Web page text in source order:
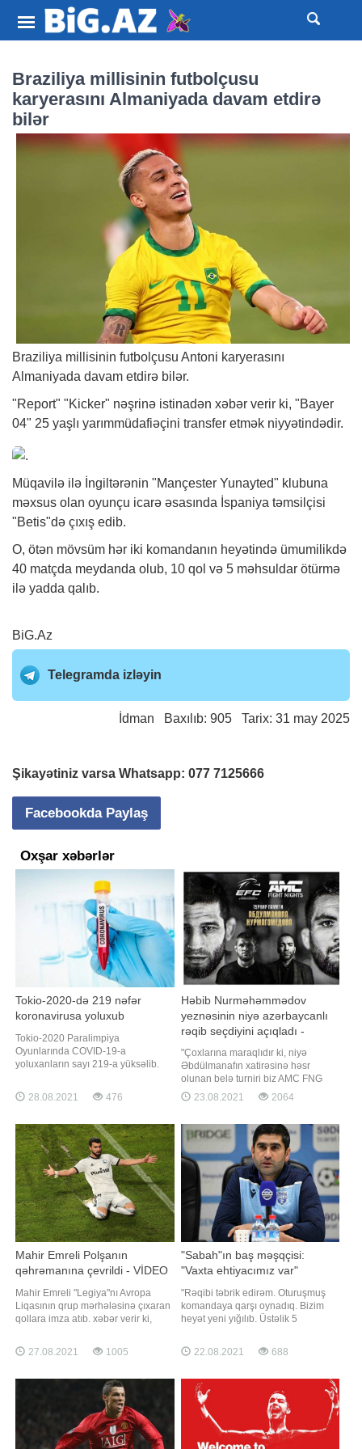
Braziliya millisinin futbolçusu
karyerasını Almaniyada davam etdirə
bilər
Braziliya millisinin futbolçusu Antoni karyerasını
Almaniyada davam etdirə bilər.
"Report" "Kicker" nəşrinə istinadən xəbər verir ki, "Bayer
04" 25 yaşlı yarımmüdafiəçini transfer etmək niyyətindədir.
Müqavilə ilə İngiltərənin "Mançester Yunayted" klubuna
məxsus olan oyunçu icarə əsasında İspaniya təmsilçisi
"Betis"də çıxış edib.
O, ötən mövsüm hər iki komandanın heyətində ümumilikdə
40 matçda meydanda olub, 10 qol və 5 məhsuldar ötürmə
ilə yadda qalıb.
BiG.Az
Telegramda izləyin
İdman Baxılıb: 905 Tarix: 31 may 2025
Şikayətiniz varsa Whatsapp: 077 7125666
Facebookda Paylaş
Oxşar xəbərlər
Tokio-2020-də 219 nəfər
koronavirusa yoluxub
Tokio-2020 Paralimpiya
Oyunlarında COVID-19-a
yoluxanların sayı 219-a yüksəlib.
oyunlar çərçivəsində son sutkada
daha 22 nəfərdə koronavirus aşkar
alınıblar. Qeyd edək ki, 160 ölkədən
4 440-ə yaxın idmançının 22 növdə
yarışdığı Tokio-202
28.08.2021 476
Həbib Nurməhəmmədov
yeznəsinin niyə azərbaycanlı
rəqib seçdiyini açıqladı -
FOTO/VİDEO
"Çoxlarına maraqlıdır ki, niyə
Əbdülmanafın xatirəsinə həsr
olunan belə turniri biz AMC FNG
(Fight Nights Global) ilə birgə
keçiririk?. "Divardan divara" turnirini
turniri belə keçirmək alınmaz, amma
bir neçə döyüş olacaq. Atamın
düşüncələrin
23.08.2021 2064
Mahir Emreli Polşanın
qəhrəmanına çevrildi - VİDEO
Mahir Emreli "Legiya"nı Avropa
Liqasının qrup mərhələsinə çıxaran
qollara imza atıb. xəbər verir ki,
qarşılaşmanın 59-cu və 70-ci
dəqiqələrdə fərqlənməklə
2:1. Mahir Emreli iki oyunda üst-
üstə 3 qol, avrokuboklarda isə
27.08.2021 1005
"Sabah"ın baş məşqçisi:
"Vaxta ehtiyacımız var"
"Rəqibi təbrik edirəm. Oturuşmuş
komandaya qarşı oynadıq. Bizim
heyət yeni yığılıb. Üstəlik 5
səbəblərdən bu gün oynamırdı.
Ancaq bütün bunlar məğlubiyyətə
ehtiyacımız var". "Report"un
məlumatına görə, bu fikirləri
"Sabah"ı
22.08.2021 688